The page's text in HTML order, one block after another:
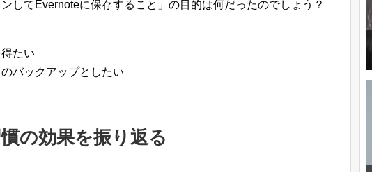
してEvernoteに保存すること」の目的は何だったのでしょう？
たい
バックアップとしたい
の効果を振り返る